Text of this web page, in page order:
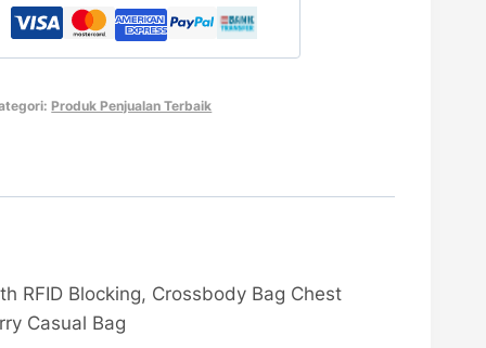
Produk Penjualan Terbaik
RFID Blocking, Crossbody Bag Chest
Casual Bag